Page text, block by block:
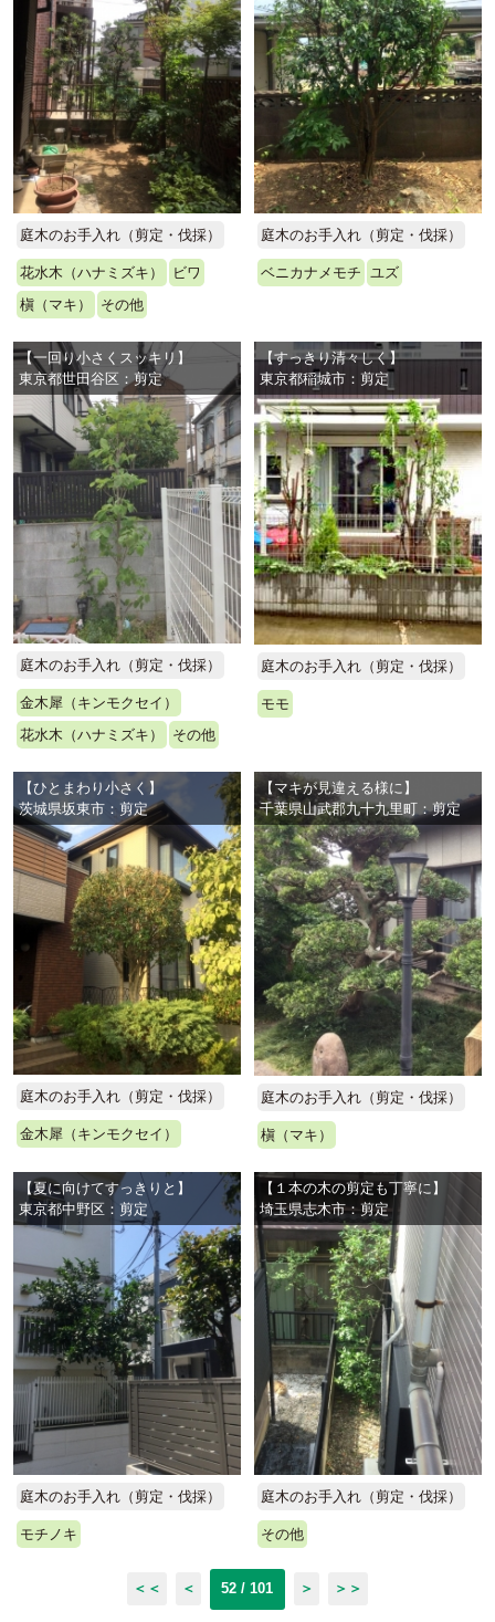
庭木のお手入れ（剪定・伐採）
花水木（ハナミズキ）
ビワ
槇（マキ）
その他
庭木のお手入れ（剪定・伐採）
ベニカナメモチ ユズ
【一回り小さくスッキリ】
東京都世田谷区：剪定
庭木のお手入れ（剪定・伐採）
金木犀（キンモクセイ）
花水木（ハナミズキ）
その他
【すっきり清々しく】
東京都稲城市：剪定
庭木のお手入れ（剪定・伐採）
モモ
【ひとまわり小さく】
茨城県坂東市：剪定
庭木のお手入れ（剪定・伐採）
金木犀（キンモクセイ）
【マキが見違える様に】
千葉県山武郡九十九里町：剪定
庭木のお手入れ（剪定・伐採）
槇（マキ）
【夏に向けてすっきりと】
東京都中野区：剪定
庭木のお手入れ（剪定・伐採）
モチノキ
【１本の木の剪定も丁寧に】
埼玉県志木市：剪定
庭木のお手入れ（剪定・伐採）
その他
＜＜ ＜ 52 / 101 ＞ ＞＞